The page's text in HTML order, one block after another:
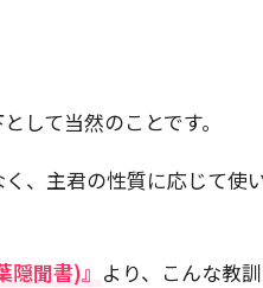
して当然のことです。
、主君の性質に応じて使
隠聞書)』 より、こんな教